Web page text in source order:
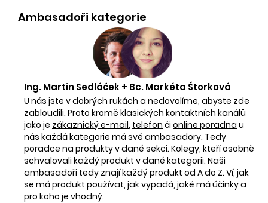
Ambasadoři kategorie
Ing. Martin Sedláček + Bc. Markéta Štorková
U nás jste v dobrých rukách a nedovolíme, abyste zde
zabloudili. Proto kromě klasických kontaktních kanálů
jako je zákaznický e-mail, telefon či online poradna u
nás každá kategorie má své ambasadory. Tedy
poradce na produkty v dané sekci. Kolegy, kteří osobně
schvalovali každý produkt v dané kategorii. Naši
ambasadoři tedy znají každý produkt od A do Z. Ví, jak
se má produkt používat, jak vypadá, jaké má účinky a
pro koho je vhodný.